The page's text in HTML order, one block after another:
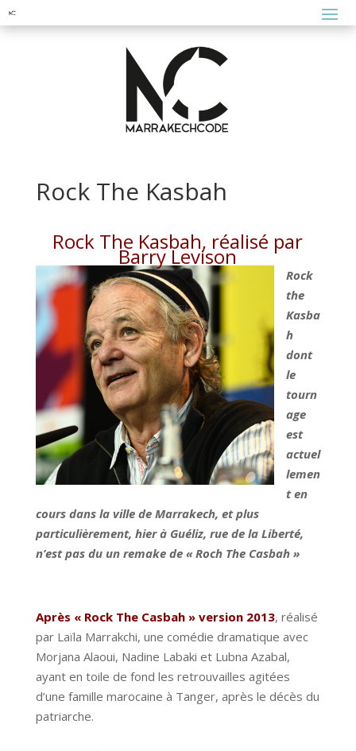
Rock The Kasbah
Rock The Kasbah, réalisé par
Barry Levison
Rock
the
Kasba
h
dont
le
tourn
age
est
actuel
lemen
t en
cours dans la ville de Marrakech, et plus
particulièrement, hier à Guéliz, rue de la Liberté,
n’est pas du un remake de « Roch The Casbah »
Après « Rock The Casbah » version 2013, réalisé
par Laïla Marrakchi, une comédie dramatique avec
Morjana Alaoui, Nadine Labaki et Lubna Azabal,
ayant en toile de fond les retrouvailles agitées
d’une famille marocaine à Tanger, après le décès du
patriarche.